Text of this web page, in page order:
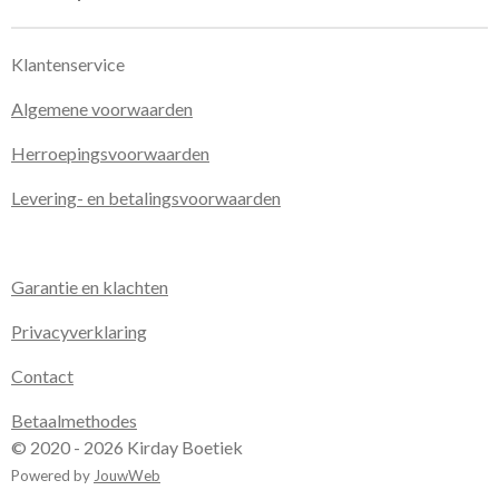
Klantenservice
Algemene voorwaarden
Herroepingsvoorwaarden
Levering- en betalingsvoorwaarden
Garantie en klachten
Privacyverklaring
Contact
Betaalmethodes
© 2020 - 2026 Kirday Boetiek
Powered by JouwWeb